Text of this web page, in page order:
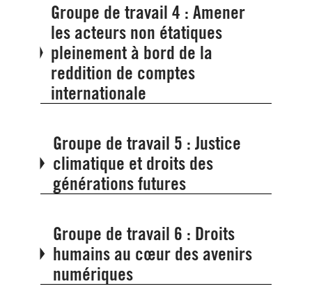
Groupe de travail 4 : Amener
les acteurs non étatiques
pleinement à bord de la
reddition de comptes
internationale
Groupe de travail 5 : Justice
climatique et droits des
générations futures
Groupe de travail 6 : Droits
humains au cœur des avenirs
numériques